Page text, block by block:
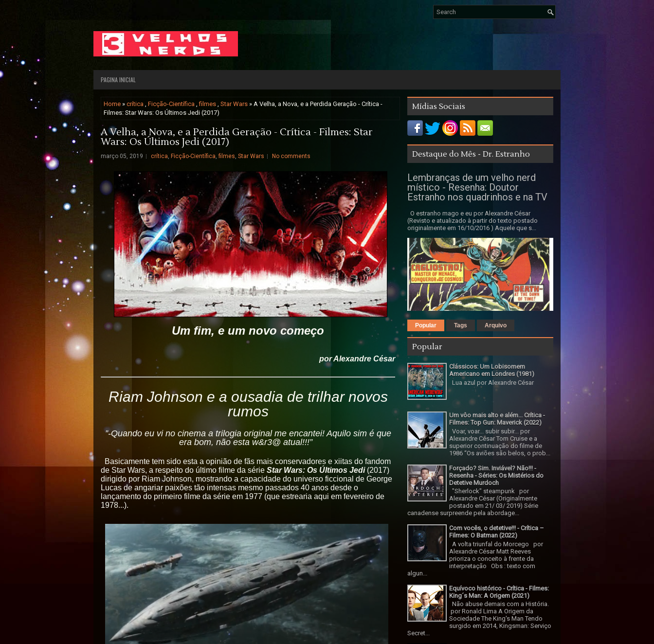
PAGINA INICIAL
Home » crítica , Ficção-Científica ,filmes , Star Wars » A Velha, a Nova, e a Perdida Geração - Crítica -
Filmes: Star Wars: Os Últimos Jedi (2017)
A Velha, a Nova, e a Perdida Geração - Crítica - Filmes: Star
Wars: Os Últimos Jedi (2017)
março 05, 2019 crítica, Ficção-Científica,filmes, Star Wars No comments
Um fim, e um novo começo
por Alexandre César
Riam Johnson e a ousadia de trilhar novos
rumos
”-Quando eu vi no cinema a trilogia original me encantei!Aquilo sim é que
era bom, não esta w&r3@ atual!!!”
Basicamente tem sido esta a opinião de fãs mais conservadores e xiitas do fandom
de Star Wars, a respeito do último filme da série Star Wars: Os Últimos Jedi(2017)
dirigido por Riam Johnson, mostrando a capacidade do universo ficcional de George
Lucas de angariar paixões tão intensas mesmo passados 40 anos desde o
lançamento do primeiro filme da série em 1977 (que estrearia aqui em fevereiro de
1978...).
Mídias Sociais
Destaque do Mês - Dr. Estranho
Lembranças de um velho nerd
místico - Resenha: Doutor
Estranho nos quadrinhos e na TV
O estranho mago e eu por Alexandre César
(Revisto e atualizado à partir do texto postado
originalmente em 16/10/2016 ) Aquele que s...
Popular Tags Arquivo
Popular
Clássicos: Um Lobisomem
Americano em Londres (1981)
Lua azul por Alexandre César
Um vôo mais alto e além... Crítica -
Filmes: Top Gun: Maverick (2022)
Voar, voar... subir subir... por
Alexandre César Tom Cruise e a
superior continuação do filme de
1986 “Os aviões são belos, o prob...
Forçado? Sim. Inviável? Não!!! -
Resenha - Séries: Os Mistérios do
Detetive Murdoch
"Sherlock" steampunk por
Alexandre César (Originalmente
postado em 21/ 03/ 2019) Série
canadense surpreende pela abordage...
Com vocês, o detetive!!! - Crítica –
Filmes: O Batman (2022)
A volta triunfal do Morcego por
Alexandre César Matt Reeves
prioriza o conceito à frente da
interpretação Obs : texto com
algun...
Equívoco histórico - Crítica - Filmes:
King´s Man: A Origem (2021)
Não abuse demais com a História.
por Ronald Lima A Origem da
Sociedade The King's Man Tendo
surgido em 2014, Kingsman: Serviço
Secret...